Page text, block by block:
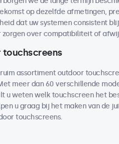
op dezelfde afmetingen,
dat uw systemen consistent
zorgen over compatibiliteit of
assortiment outdoor
meer dan 60 verschillende
u weten welk touchscreen het
u graag bij het maken van de
touchscreens.